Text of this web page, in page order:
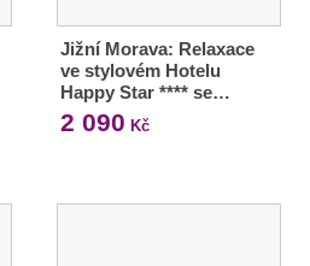
Jižní Morava: Relaxace
ve stylovém Hotelu
Happy Star **** se…
2 090 Kč